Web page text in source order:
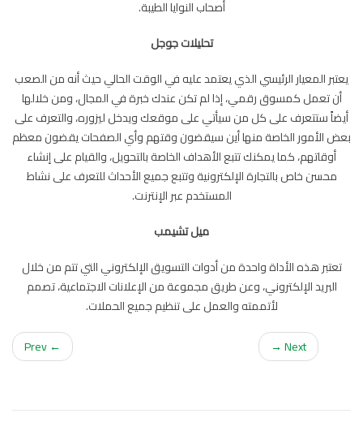
أصحاب النوايا الطيبة.
تحليلات جوجل
يعتبر المعيار الرئيسي الذي يعتمد عليه في الوقت الحالي حيث أنه من الصعب
أن تعمل كمسوق رقمي، إذا لم تكن عندك خبرة في المجال، ومن خلالها
أيضاً ستتعرف على كل من سيأتي على موقعك ويدخل ليزوره، والتعرف على
بعض الأمور الخاصة منها أين سيقضون وقتهم وأي الصفحات يقضون معظم
أوقاتهم، كما يمكنك تتبع الأهداف الخاصة بالتحويل، والقيام على إنشاء
محسن خاص بالتجارة الإلكترونية وتتبع جميع الأحداث للتعرف على نشاط
المستخدم عبر الإنترنت.
ميل تشيمب
تعتبر هذه الأداة واحدة من أدوات التسويق الإلكتروني التي تتم من خلال
البريد الإلكتروني، وعن طريق مجموعة من الإعلانات الاجتماعية، تصمم
لأتممته والعمل على تنظيم جميع الحملات.
← Prev
Next →